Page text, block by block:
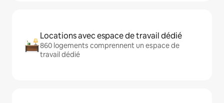
Locations avec espace de travail dédié
860 logements comprennent un espace de
travail dédié